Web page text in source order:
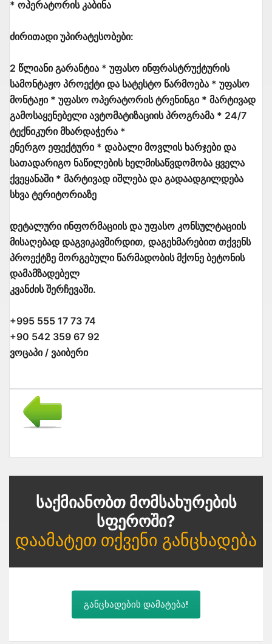
* ოპერატორის კაბინა
ძირითადი უპირატესობები:
2 წლიანი გარანტია * უფასო ინფრასტრუქტურის
სამონტაჟო პროექტი და სატესტო წარმოება * უფასო
მონტაჟი * უფასო ოპერატორის ტრენინგი * მარტივად
გამოსაყენებელი ავტომატიზაციის პროგრამა * 24/7
ტექნიკური მხარდაჭერა *
ენერგო ეფექტური * დაბალი მოვლის ხარჯები და
სათადარიგო ნაწილების ხელმისაწვდომობა ყველა
ქვეყანაში * მარტივად იშლება და გადაადგილდება
სხვა ტერიტორიაზე
დეტალური ინფორმაციის და უფასო კონსულტაციის
მისაღებად დაგვიკავშირდით, დაგეხმარებით თქვენს
პროექტზე მორგებული წარმადობის მქონე ბეტონის
დამამზადებელ
კვანძის შერჩევაში.
+995 555 17 73 74
+90 542 359 67 92
ვოცაპი / ვაიბერი
Საქმიანობთ Მომსახურების
Სფეროში?
Დაამატეთ Თქვენი Განცხადება
განცხადების დამატება!